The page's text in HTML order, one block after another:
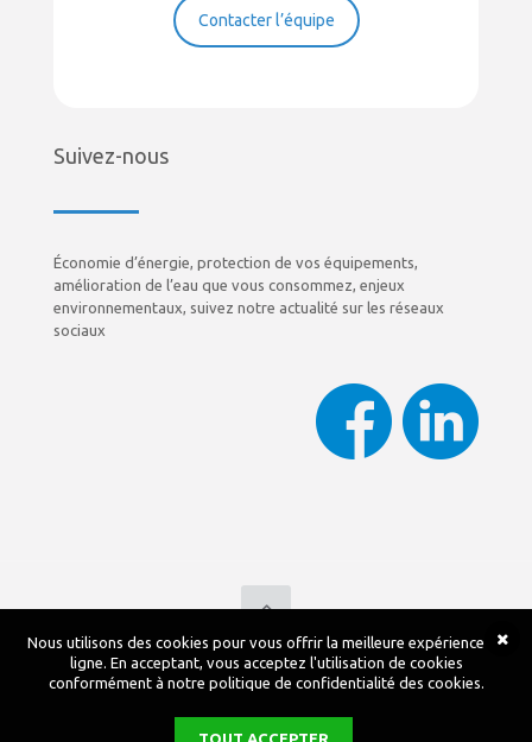
Contacter l’équipe
Suivez-nous
Économie d’énergie, protection de vos équipements,
amélioration de l’eau que vous consommez, enjeux
environnementaux, suivez notre actualité sur les réseaux
sociaux
©Copyright 2017 FONTAIGUE | All Rights Reserved |
Mentions légales|Centre de confidentialité
Nous utilisons des cookies pour vous offrir la meilleure expérience en
ligne. En acceptant, vous acceptez l'utilisation de cookies
conformément à notre politique de confidentialité des cookies.
TOUT ACCEPTER